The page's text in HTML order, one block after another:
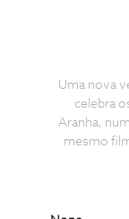
Uma nova
celebra
Aranha,
mesmo